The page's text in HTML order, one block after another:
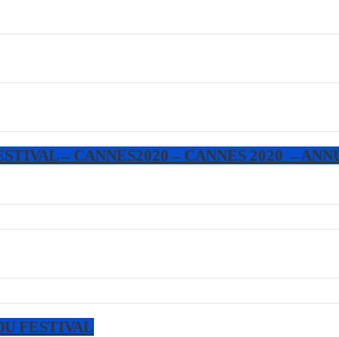
– CANNES2020 – CANNES 2020 –
FESTIVAL